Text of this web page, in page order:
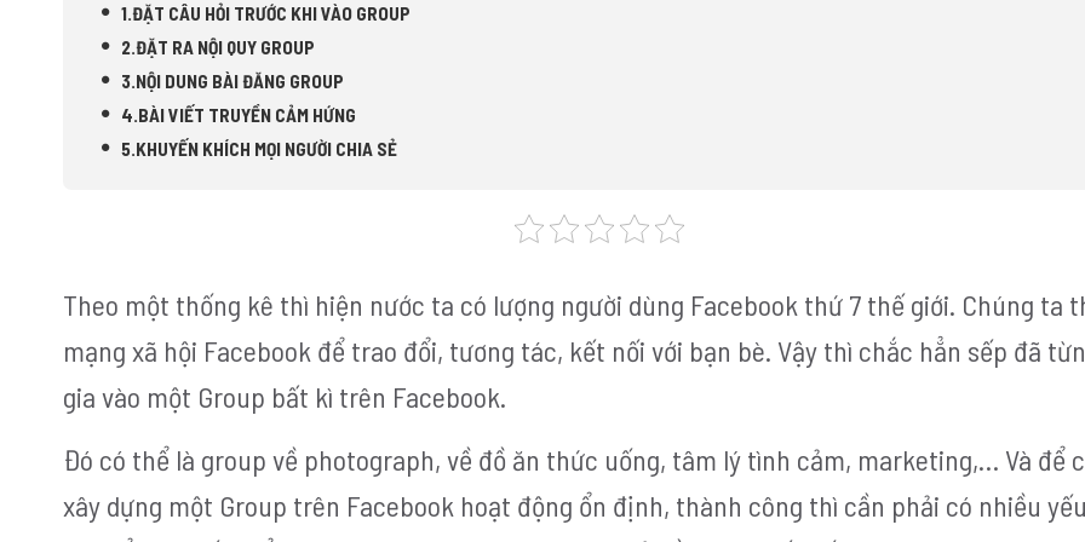
1.ĐẶT CÂU HỎI TRƯỚC KHI VÀO GROUP
2.ĐẶT RA NỘI QUY GROUP
3.NỘI DUNG BÀI ĐĂNG GROUP
4.BÀI VIẾT TRUYỀN CẢM HỨNG
5.KHUYẾN KHÍCH MỌI NGƯỜI CHIA SẺ
Theo một thống kê thì hiện nước ta có lượng người dùng Facebook thứ 7 thế giới. Chúng ta
mạng xã hội Facebook để trao đổi, tương tác, kết nối với bạn bè. Vậy thì chắc hẳn sếp đã
gia vào một Group bất kì trên Facebook.
Đó có thể là group về photograph, về đồ ăn thức uống, tâm lý tình cảm, marketing,… Và để
xây dựng một Group trên Facebook hoạt động ổn định, thành công thì cần phải có nhiều